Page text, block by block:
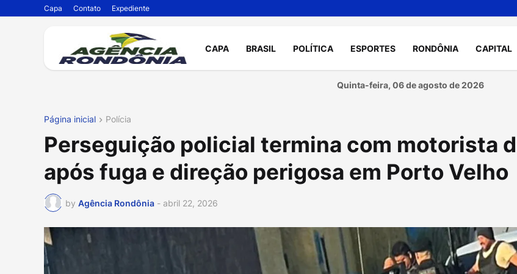
Capa Contato Expediente
CAPA BRASIL POLÍTICA ESPORTES RONDÔNIA CAPITAL
Quinta-feira, 06 de agosto de 2026
Página inicial Polícia
Perseguição policial termina com motorista
após fuga e direção perigosa em Porto Velho
by Agência Rondônia - abril 22, 2026